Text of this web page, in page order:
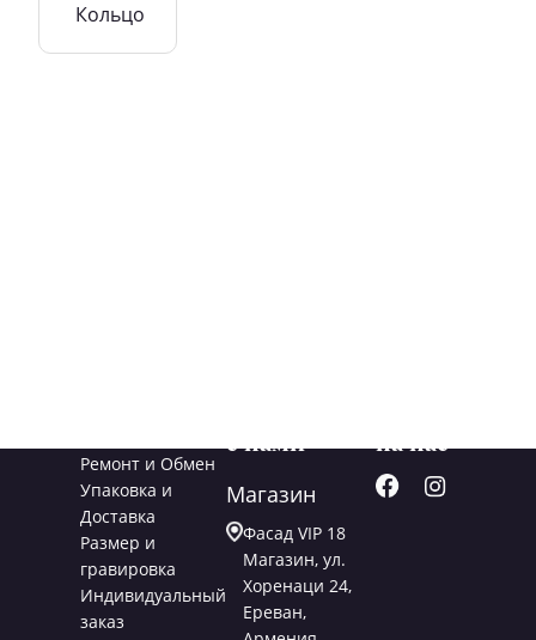
Кольцo
Ремонт и Обмен
Упаковка и
Доставка
Размер и
гравировка
Индивидуальный
заказ
с нами
Магазин
Фасад VIP 18
Магазин, ул.
Хоренаци 24,
Ереван,
на нас